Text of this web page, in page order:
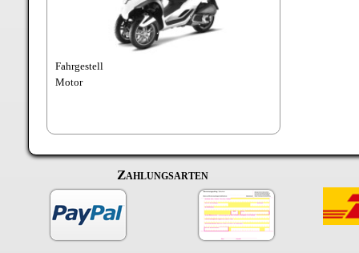
Fahrgestell
Motor
Zahlungsarten